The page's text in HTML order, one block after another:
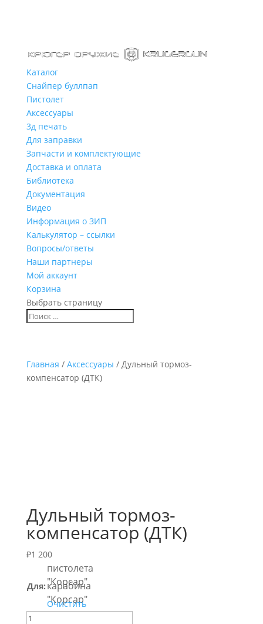
Каталог
Снайпер буллпап
Пистолет
Аксессуары
3д печать
Для заправки
Запчасти и комплектующие
Доставка и оплата
Библиотека
Документация
Видео
Информация о ЗИП
Калькулятор – ссылки
Вопросы/ответы
Наши партнеры
Мой аккаунт
Корзина
Выбрать страницу
Главная / Аксессуары / Дульный тормоз-
компенсатор (ДТК)
Дульный тормоз-
компенсатор (ДТК)
₽1 200
Для:
пистолета
"Корсар"
карабина
"Корсар"
Очистить
Количество